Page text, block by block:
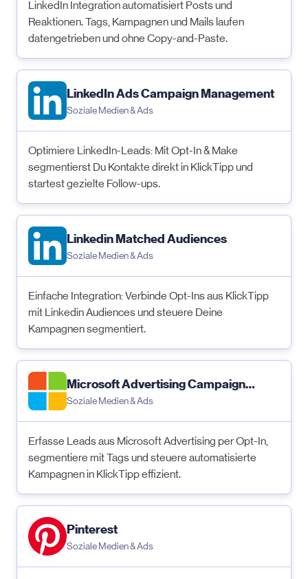
LinkedIn Integration automatisiert Posts und
Reaktionen. Tags, Kampagnen und Mails laufen
datengetrieben und ohne Copy-and-Paste.
LinkedIn Ads Campaign Management
Soziale Medien & Ads
Optimiere LinkedIn-Leads: Mit Opt-In & Make
segmentierst Du Kontakte direkt in KlickTipp und
startest gezielte Follow-ups.
Linkedin Matched Audiences
Soziale Medien & Ads
Einfache Integration: Verbinde Opt-Ins aus KlickTipp
mit Linkedin Audiences und steuere Deine
Kampagnen segmentiert.
Microsoft Advertising Campaign
Management
Soziale Medien & Ads
Erfasse Leads aus Microsoft Advertising per Opt-In,
segmentiere mit Tags und steuere automatisierte
Kampagnen in KlickTipp effizient.
Pinterest
Soziale Medien & Ads